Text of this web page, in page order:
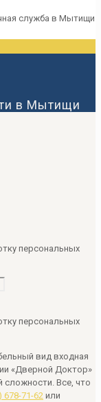
служба в Мытищи
в Мытищи
персональных
персональных
вид входная
«Дверной Доктор»
Все, что
678-71-62 или